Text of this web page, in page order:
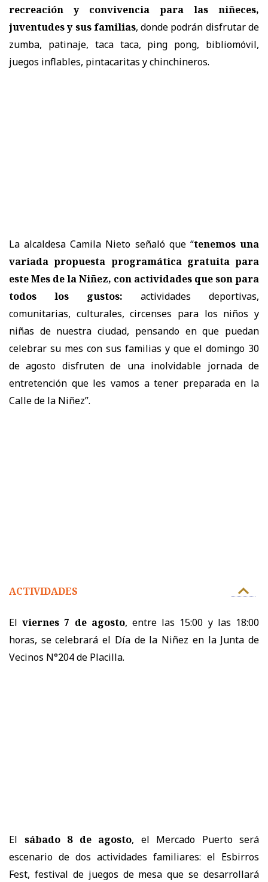
recreación y convivencia para las niñeces,
juventudes y sus familias, donde podrán disfrutar de
zumba, patinaje, taca taca, ping pong, bibliomóvil,
juegos inflables, pintacaritas y chinchineros.
La alcaldesa Camila Nieto señaló que “tenemos una
variada propuesta programática gratuita para
este Mes de la Niñez, con actividades que son para
todos los gustos:
actividades deportivas,
comunitarias, culturales, circenses para los niños y
niñas de nuestra ciudad, pensando en que puedan
celebrar su mes con sus familias y que el domingo 30
de agosto disfruten de una inolvidable jornada de
entretención que les vamos a tener preparada en la
Calle de la Niñez”.
ACTIVIDADES
El viernes 7 de agosto, entre las 15:00 y las 18:00
horas, se celebrará el Día de la Niñez en la Junta de
Vecinos N°204 de Placilla.
El sábado 8 de agosto, el Mercado Puerto será
escenario de dos actividades familiares: el Esbirros
Fest, festival de juegos de mesa que se desarrollará